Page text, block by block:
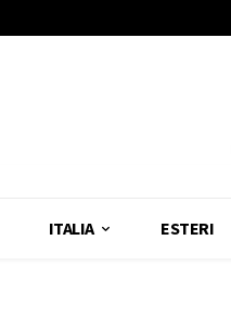
ITALIA ESTERI